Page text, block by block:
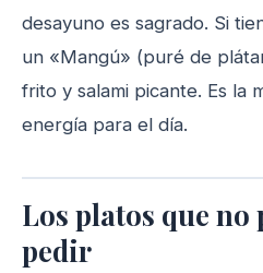
desayuno es sagrado. Si
un «Mangú» (puré de
frito y salami picante. Es la
energía para el día.
Los platos que no
pedir